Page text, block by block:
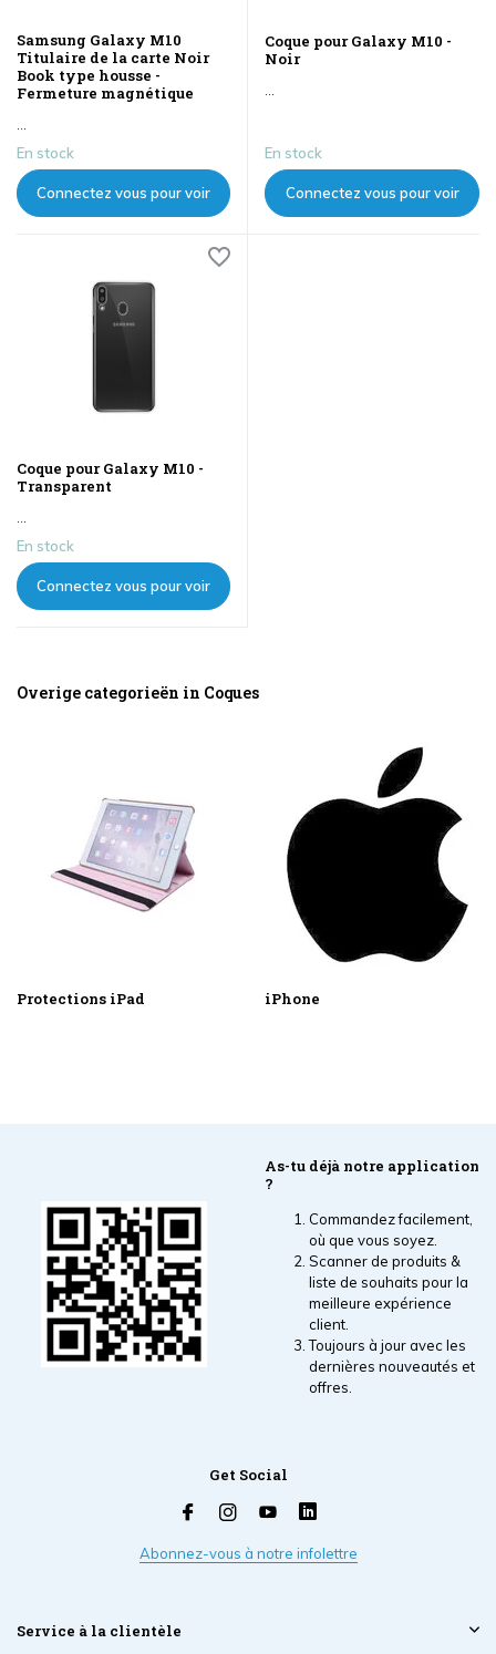
Samsung Galaxy M10
Titulaire de la carte Noir
Book type housse -
Fermeture magnétique
...
En stock
Connectez vous pour voir
Coque pour Galaxy M10 -
Noir
...
En stock
Connectez vous pour voir
Coque pour Galaxy M10 -
Transparent
...
En stock
Connectez vous pour voir
Overige categorieën in Coques
Protections iPad iPhone
As-tu déjà notre application
?
Commandez facilement,
où que vous soyez.
Scanner de produits &
liste de souhaits pour la
meilleure expérience
client.
Toujours à jour avec les
dernières nouveautés et
offres.
Get Social
Abonnez-vous à notre infolettre
Service à la clientèle